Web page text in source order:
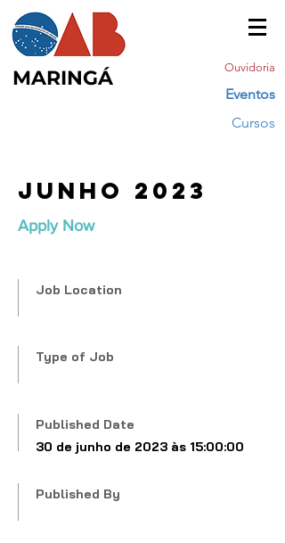
MARINGÁ Ouvidoria
Eventos
Cursos
Junho 2023
Apply Now
Job Location
Type of Job
Published Date
30 de junho de 2023 às 15:00:00
Published By